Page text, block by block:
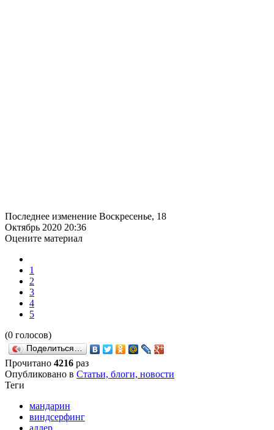
Последнее изменение Воскресенье, 18
Октябрь 2020 20:36
Оцените материал
1
2
3
4
5
(0 голосов)
Поделиться…
Прочитано 4216 раз
Опубликовано в Статьи, блоги, новости
Теги
мандарин
виндсерфинг